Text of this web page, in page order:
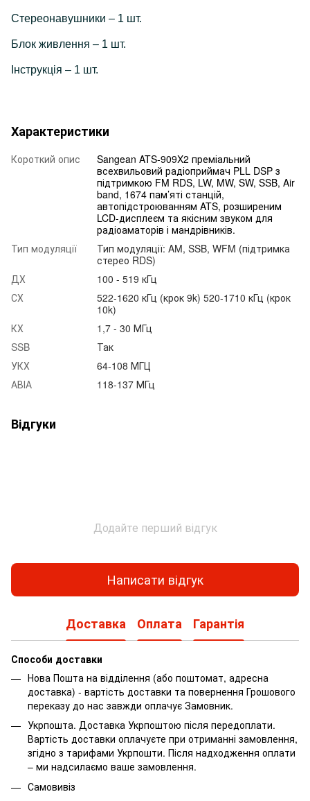
Стереонавушники – 1 шт.
Блок живлення – 1 шт.
Інструкція – 1 шт.
Характеристики
Короткий опис
Sangean ATS-909X2 преміальний
всехвильовий радіоприймач PLL DSP з
підтримкою FM RDS, LW, MW, SW, SSB, Air
band, 1674 пам’яті станцій,
автопідстроюванням ATS, розширеним
LCD-дисплеєм та якісним звуком для
радіоаматорів і мандрівників.
Тип модуляції
Тип модуляції: AM, SSB, WFM (підтримка
стерео RDS)
ДХ
100 - 519 кГц
СХ
522-1620 кГц (крок 9k) 520-1710 кГц (крок
10k)
КХ
1,7 - 30 МГц
SSB
Так
УКХ
64-108 МГЦ
АВІА
118-137 МГц
Відгуки
Додайте перший відгук
Написати відгук
Доставка Оплата Гарантія
Способи доставки
Нова Пошта на відділення (або поштомат, адресна
доставка) - вартість доставки та повернення Грошового
переказу до нас завжди оплачує Замовник.
Укрпошта. Доставка Укрпоштою після передоплати.
Вартість доставки оплачуєте при отриманні замовлення,
згідно з тарифами Укрпошти. Після надходження оплати
– ми надсилаємо ваше замовлення.
Самовивіз